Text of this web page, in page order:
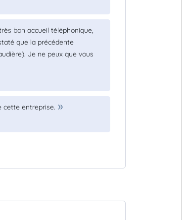
bon accueil téléphonique,
que la précédente
Je ne peux que vous
cette entreprise.